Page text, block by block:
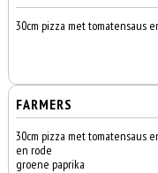
30cm pizza met tomatensaus
FARMERS
30cm pizza met tomatensaus
en rode
groene paprika